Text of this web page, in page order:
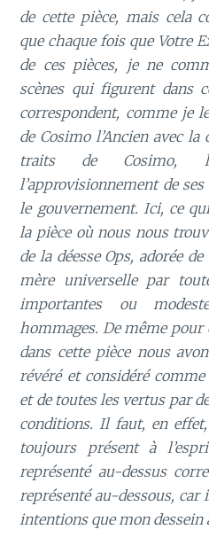
de cette pièce, mais cela
que chaque fois que Votre
de ces pièces, je ne
scènes qui figurent dans
correspondent, comme je
de Cosimo l’Ancien avec la
traits de Cosimo,
l’approvisionnement de
le gouvernement. Ici, ce
la pièce où nous nous
de la déesse Ops, adorée
mère universelle par
importantes ou
hommages. De même pour
dans cette pièce nous
révéré et considéré
et de toutes les vertus par
conditions. Il faut, en
toujours présent à
représenté au-dessus
représenté au-dessous,
intentions que mon